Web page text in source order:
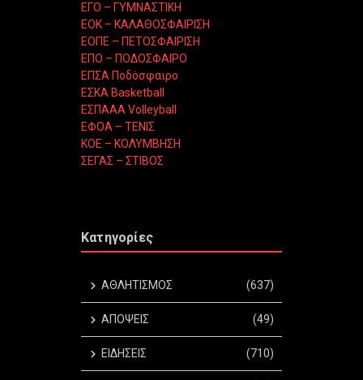
ΕΓΟ – ΓΥΜΝΑΣΤΙΚΗ
ΕΟΚ – ΚΑΛΑΘΟΣΦΑΙΡΙΣΗ
ΕΟΠΕ – ΠΕΤΟΣΦΑΙΡΙΣΗ
ΕΠΟ – ΠΟΔΟΣΦΑΙΡΟ
ΕΠΣΑ Ποδόσφαιρο
ΕΣΚΑ Basketball
ΕΣΠΑΑΑ Volleyball
ΕΦΟΑ – ΤΕΝΙΣ
ΚΟΕ – ΚΟΛΥΜΒΗΣΗ
ΣΕΓΑΣ – ΣΤΙΒΟΣ
Κατηγορίες
ΑΘΛΗΤΙΣΜΟΣ (637)
ΑΠΟΨΕΙΣ (49)
ΕΙΔΗΣΕΙΣ (710)